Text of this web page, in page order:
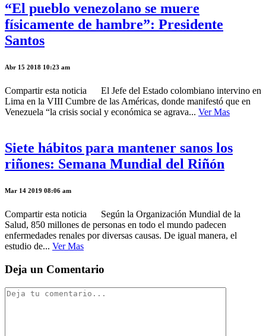
“El pueblo venezolano se muere
físicamente de hambre”: Presidente
Santos
Abr 15 2018 10:23 am
Compartir esta noticia El Jefe del Estado colombiano intervino en
Lima en la VIII Cumbre de las Américas, donde manifestó que en
Venezuela “la crisis social y económica se agrava... Ver Mas
Siete hábitos para mantener sanos los
riñones: Semana Mundial del Riñón
Mar 14 2019 08:06 am
Compartir esta noticia Según la Organización Mundial de la
Salud, 850 millones de personas en todo el mundo padecen
enfermedades renales por diversas causas. De igual manera, el
estudio de... Ver Mas
Deja un Comentario